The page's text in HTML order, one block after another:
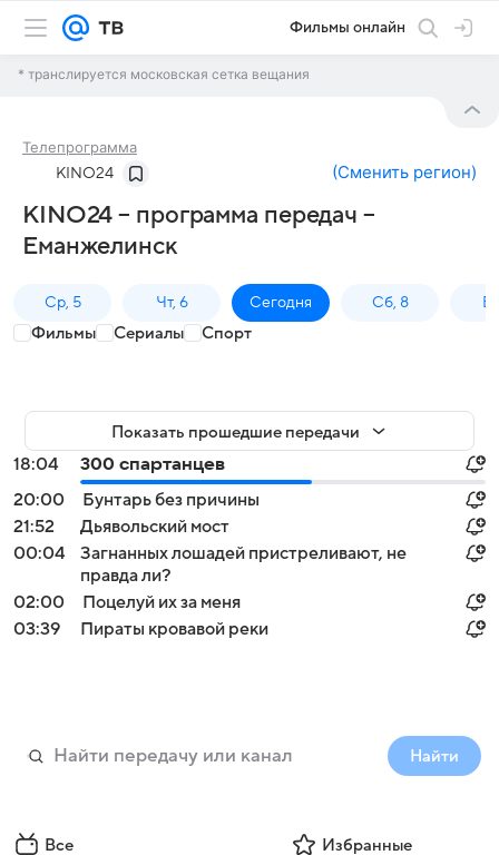
Фильмы онлайн
* транслируется московская сетка вещания
Телепрограмма
KINO24 (Сменить регион)
KINO24 – программа передач –
Еманжелинск
Ср, 5 Чт, 6 Сегодня Сб, 8
Фильмы Сериалы Спорт
Показать прошедшие передачи
18:04
300 спартанцев
20:00
Бунтарь без причины
21:52
Дьявольский мост
00:04
Загнанных лошадей пристреливают, не
правда ли?
02:00
Поцелуй их за меня
03:39
Пираты кровавой реки
Найти
Все Избранные